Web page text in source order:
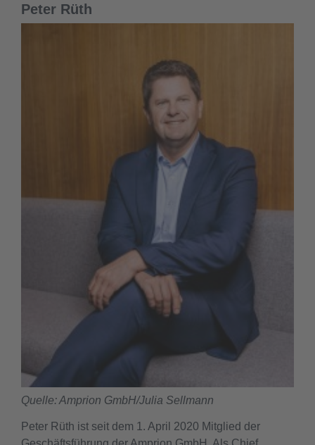
Peter Rüth
Peter Rüth ist seit dem 1. April 2020 Mitglied der
Quelle: Amprion GmbH/Julia Sellmann